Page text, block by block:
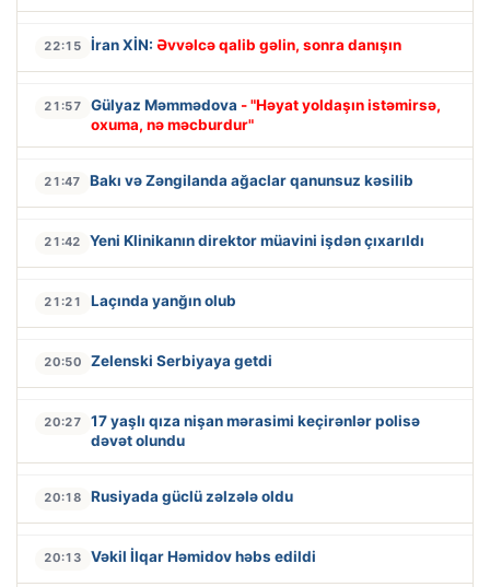
22:15 İran XİN: Əvvəlcə qalib gəlin, sonra danışın
21:57 Gülyaz Məmmədova - "Həyat yoldaşın istəmirsə,
oxuma, nə məcburdur"
21:47 Bakı və Zəngilanda ağaclar qanunsuz kəsilib
21:42 Yeni Klinikanın direktor müavini işdən çıxarıldı
21:21 Laçında yanğın olub
20:50 Zelenski Serbiyaya getdi
20:27
17 yaşlı qıza nişan mərasimi keçirənlər polisə
dəvət olundu
20:18 Rusiyada güclü zəlzələ oldu
20:13 Vəkil İlqar Həmidov həbs edildi